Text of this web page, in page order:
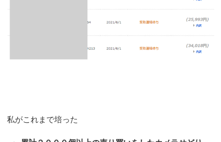
私がこれまで培った